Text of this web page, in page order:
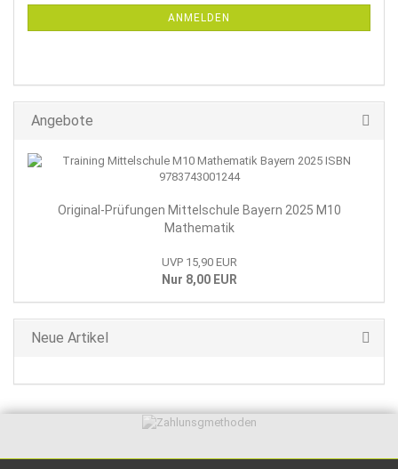
ANMELDEN
Angebote
Original-Prüfungen Mittelschule Bayern 2025 M10
Mathematik
UVP 15,90 EUR
Nur 8,00 EUR
Neue Artikel